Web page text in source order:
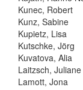
Kunec, Robert
Kunz, Sabine
Kupietz, Lisa
Kutschke, Jörg
Kuvatova, Alia
Laitzsch, Juliane
Lamott, Jona